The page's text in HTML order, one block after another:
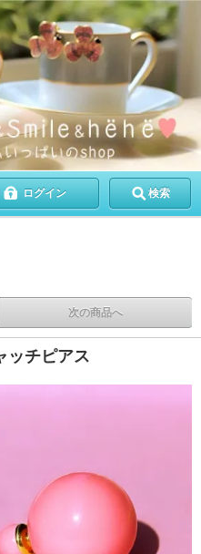
ログイン 検索
次の商品へ
ッチピアス